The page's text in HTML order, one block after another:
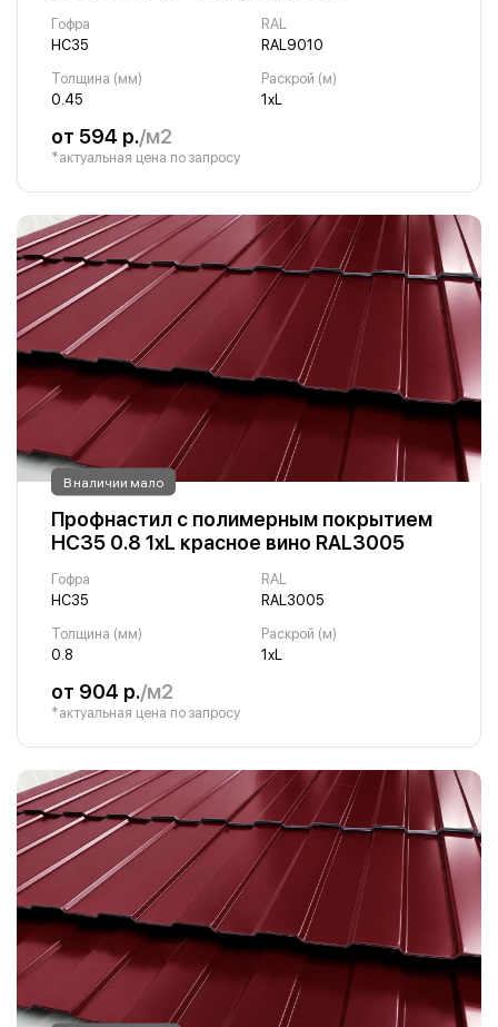
Гофра
НС35
RAL
RAL9010
Толщина (мм)
0.45
Раскрой (м)
1хL
от 594 р./м2
*актуальная цена по запросу
В наличии мало
Профнастил с полимерным покрытием
НС35 0.8 1хL красное вино RAL3005
Гофра
НС35
RAL
RAL3005
Толщина (мм)
0.8
Раскрой (м)
1хL
от 904 р./м2
*актуальная цена по запросу